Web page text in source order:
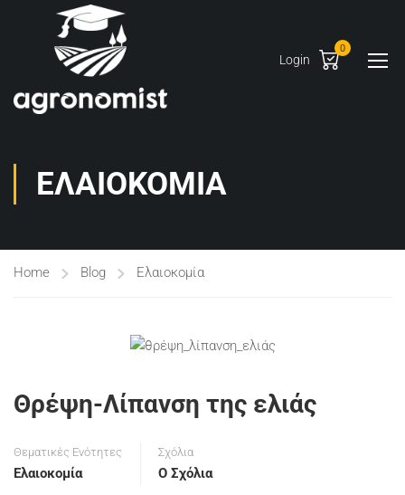
Login
0
ΕΛΑΙΟΚΟΜΊΑ
Home Blog Ελαιοκομία
Θρέψη-Λίπανση της ελιάς
Θεματικές Ενότητες
Ελαιοκομία
Σχόλια
Ο Σχόλια